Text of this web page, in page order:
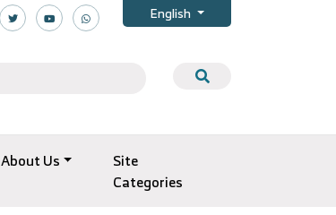
English
About Us
Site
Categories